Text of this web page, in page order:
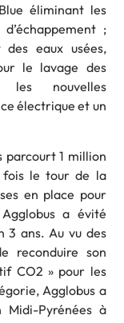
éliminant les
;
eaux usées,
le lavage des
les nouvelles
électrique et un
parcourt 1 million
fois le tour de la
en place pour
a évité
3 ans. Au vu des
reconduire son
CO2 » pour les
Agglobus a
Pyrénées à